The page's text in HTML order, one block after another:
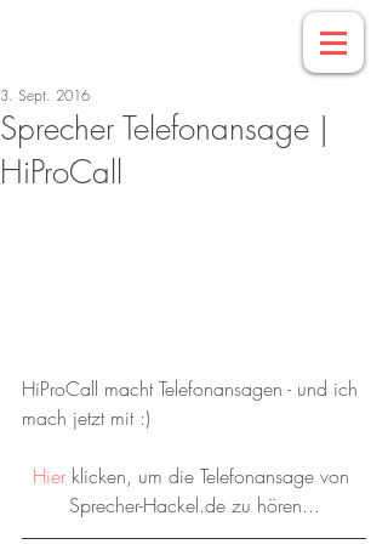
Sprecher Telefonansage |
HiProCall
3. Sept. 2016
HiProCall macht Telefonansagen - und ich
mach jetzt mit :)
Hier klicken, um die Telefonansage von
Sprecher-Hackel.de zu hören...